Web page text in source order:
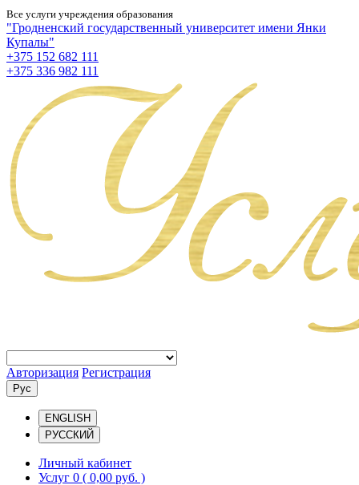
Все услуги учреждения образования
"Гродненский государственный университет имени Янки
Купалы"
+375 152 682 111
+375 336 982 111
Авторизация Регистрация
Рус
ENGLISH
РУССКИЙ
Личный кабинет
Услуг 0 ( 0,00 руб. )